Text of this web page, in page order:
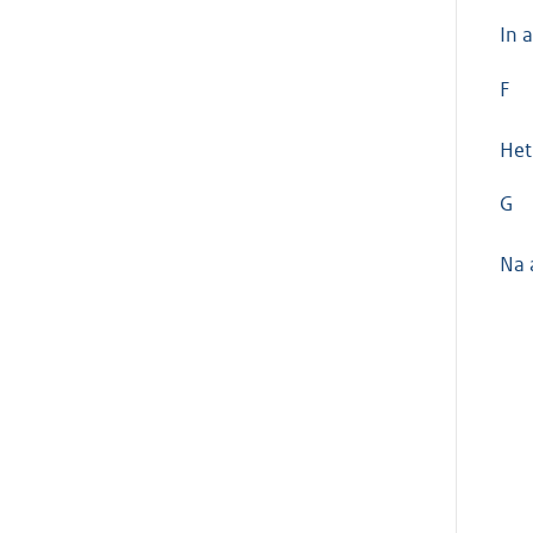
In
F
G
Na